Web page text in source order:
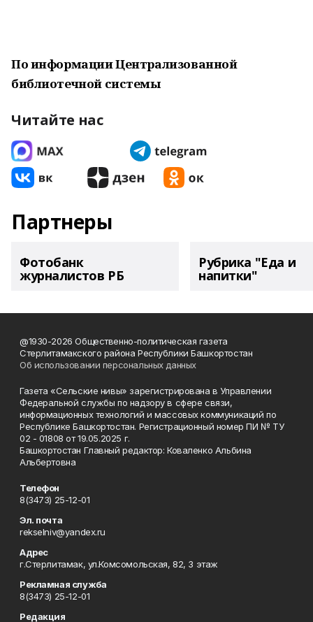
По информации Централизованной
библиотечной системы
Читайте нас
Партнеры
Фотобанк
журналистов РБ
Рубрика "Еда и
напитки"
@1930-2026 Общественно-политическая газета
Стерлитамакского района Республики Башкортостан
Об использовании персональных данных
Газета «Сельские нивы» зарегистрирована в Управлении
Федеральной службы по надзору в сфере связи,
информационных технологий и массовых коммуникаций по
Республике Башкортостан. Регистрационный номер ПИ № ТУ
02 - 01808 от 19.05.2025 г.
Башкортостан Главный редактор: Коваленко Альбина
Альбертовна
Телефон
8(3473) 25-12-01
Эл. почта
rekselniv@yandex.ru
Адрес
г.Стерлитамак, ул.Комсомольская, 82, 3 этаж
Рекламная служба
8(3473) 25-12-01
Редакция